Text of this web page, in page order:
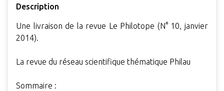
Description
Une livraison de la revue Le Philotope (N° 10, janvier
2014).
La revue du réseau scientifique thématique Philau
Sommaire :